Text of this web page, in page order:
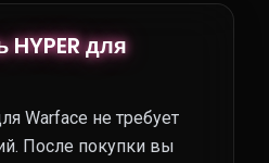
HYPER для
Warface не требует
После покупки вы